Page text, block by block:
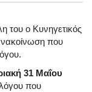
του ο Κυνηγετικός
που
31 Μαΐου
που